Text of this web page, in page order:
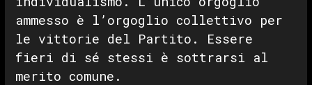
ammesso è l’orgoglio collettivo per
le vittorie del Partito. Essere
fieri di sé stessi è sottrarsi al
merito comune.